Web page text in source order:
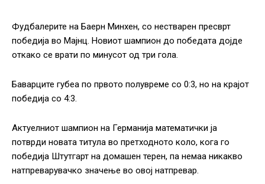
Фудбалерите на Баерн Минхен, со нестварен пресврт
победија во Мајнц. Новиот шампион до победата дојде
откако се врати по минусот од три гола.
Баварците губеа по првото полувреме со 0:3, но на крајот
победија со 4:3.
Актуелниот шампион на Германија математички ја
потврди новата титула во претходното коло, кога го
победија Штутгарт на домашен терен, па немаа никакво
натпреварувачко значење во овој натпревар.